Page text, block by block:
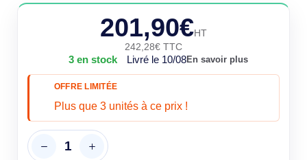
de touches du clavier: 105. Type de rétro: LED RGB.
Longueur de câble: 1,8 m.201,90€HT
242,28€ TTC
3 en stock Livré le 10/08En savoir plus
OFFRE LIMITÉE
Plus que 3 unités à ce prix !